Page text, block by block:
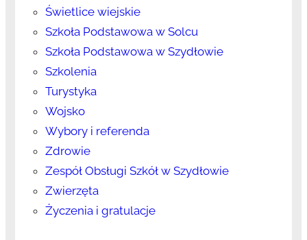
Świetlice wiejskie
Szkoła Podstawowa w Solcu
Szkoła Podstawowa w Szydłowie
Szkolenia
Turystyka
Wojsko
Wybory i referenda
Zdrowie
Zespół Obsługi Szkół w Szydłowie
Zwierzęta
Życzenia i gratulacje